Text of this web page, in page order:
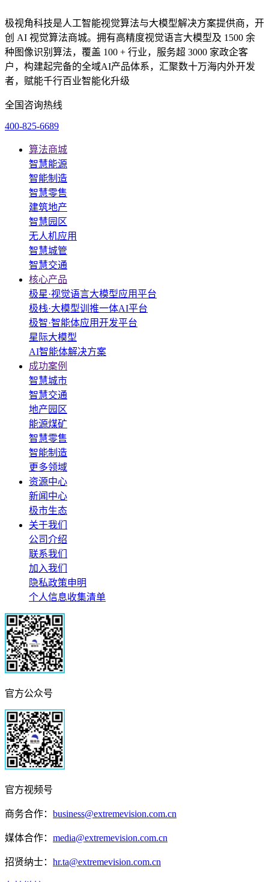
极视角科技是人工智能视觉算法与大模型解决方案提供商，开
创 AI 视觉算法商城。拥有高精度视觉语言大模型及 1500 余
种图像识别算法，覆盖 100 + 行业，服务超 3000 家政企客
户，构建起完备的全域AI产品体系，汇聚数十万海内外开发
者，赋能千行百业智能化升级
全国咨询热线
400-825-6689
算法商城
智慧能源
智能制造
智慧零售
建筑地产
智慧园区
无人机应用
智慧城管
智慧交通
核心产品
极星·视觉语言大模型应用平台
极栈·大模型训推一体AI平台
极智·智能体应用开发平台
星际大模型
AI智能体解决方案
成功案例
智慧城市
智慧交通
地产园区
能源煤矿
智慧零售
智能制造
更多领域
资源中心
新闻中心
极市生态
关于我们
公司介绍
联系我们
加入我们
隐私政策申明
个人信息收集清单
官方公众号
官方视频号
商务合作： business@extremevision.com.cn
媒体合作： media@extremevision.com.cn
招贤纳士： hr.ta@extremevision.com.cn